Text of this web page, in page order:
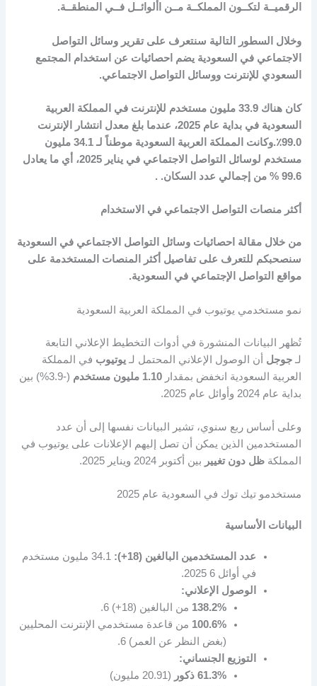
الرقميــة لتكــون المملكــة مــن األوائــل فــي المنطقــة.
وخلال السطور التالية سنتعرف على تقرير وسائل التواصل
الاجتماعي في السعودية يضم احصائيات عن استخدام المجتمع
السعودي للإنترنت ووسائل التواصل الاجتماعي.
كان هناك33.9 مليون مستخدم للإنترنت في المملكة العربية
السعودية في بداية عام 2025، عندما بلغ معدل انتشار الإنترنت
99.0٪.وكانت المملكة العربية السعودية موطناً لـ
34.1 مليون
مستخدم لوسائل التواصل الاجتماعي في يناير 2025، أي ما يعادل
99.6 % من إجمالي عدد السكان. .
أكثر منصات التواصل الاجتماعي في الاستخدام
من خلال مقالة احصائيات وسائل التواصل الاجتماعي في السعودية
سنصحبكم للتعرف على تفاصيل أكثر المنصات المستخدمة على
مواقع التواصل الإجتماعي في السعودية.
نمو مستخدمي يوتيوب في المملكة العربية السعودية
تُظهر البيانات المنشورة في أدوات التخطيط الإعلاني التابعة
لـجوجل أن الوصول الإعلاني المحتمل لـيوتيوب في المملكة
العربية السعودية انخفض بمقدار1.10 مليون مستخدم
(-3.9%) بين
بداية عام 2024 وأوائل عام 2025.
وعلى أساس ربع سنوي، تشير البيانات نفسها إلى أن عدد
المستخدمين الذين يمكن أن تصل إليهم الإعلانات على يوتيوب في
المملكةظل دون تغيير بين أكتوبر 2024 ويناير 2025.
مستخدمو تيك توك في السعودية عام 2025
البيانات الأساسية
عدد المستخدمين البالغين (18+):
34.1 مليون مستخدم
في أوائل 20256
.
الوصول الإعلاني:
138.2% من البالغين (18+) 6
.
100.6% من قاعدة مستخدمي الإنترنت المحليين
(بغض النظر عن العمر)6
.
التوزيع الجنساني:
61.3% ذكور
(20.91 مليون)